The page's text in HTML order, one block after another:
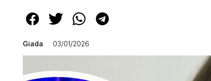
Giada 03/01/2026